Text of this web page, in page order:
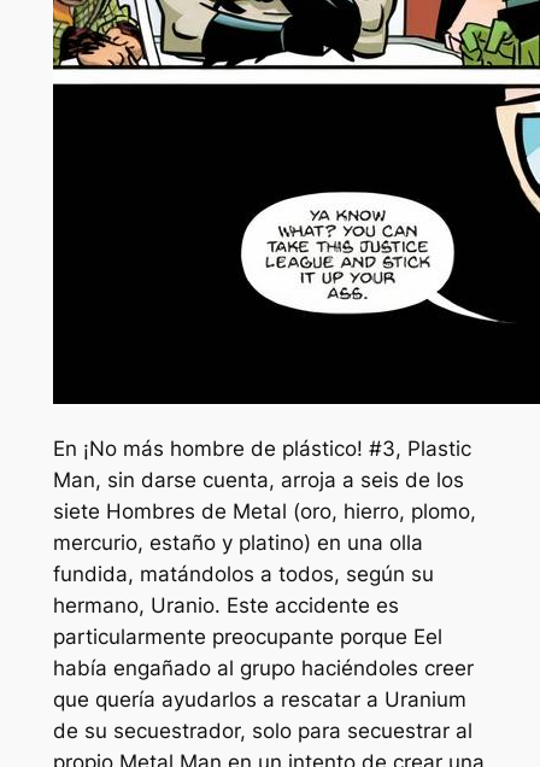
En ¡No más hombre de plástico! #3, Plastic
Man, sin darse cuenta, arroja a seis de los
siete Hombres de Metal (oro, hierro, plomo,
mercurio, estaño y platino) en una olla
fundida, matándolos a todos, según su
hermano, Uranio. Este accidente es
particularmente preocupante porque Eel
había engañado al grupo haciéndoles creer
que quería ayudarlos a rescatar a Uranium
de su secuestrador, solo para secuestrar al
propio Metal Man en un intento de crear una